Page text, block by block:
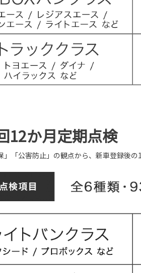
12か月定期点検
」「公害防止」の観点から、新車登録後